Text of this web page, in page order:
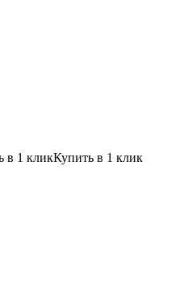
Купить в 1 клик